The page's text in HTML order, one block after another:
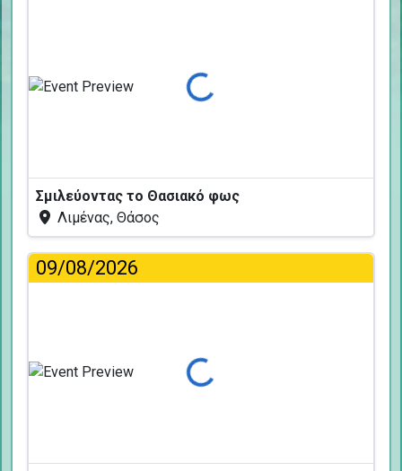
Φόρτωση...
Σμιλεύοντας το Θασιακό φως
Λιμένας, Θάσος
09/08/2026
Φόρτωση...